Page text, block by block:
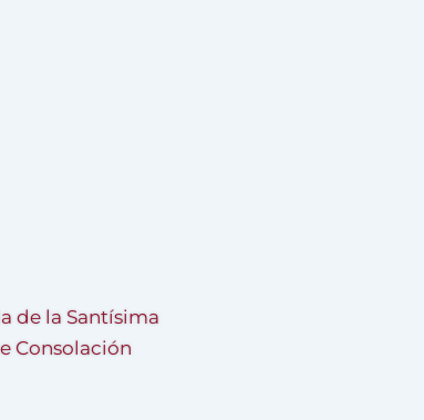
de la Santísima
Consolación